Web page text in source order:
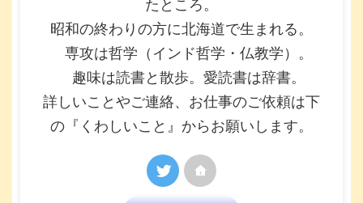
たところ。
昭和の終わりの方に北海道で生まれる。
専攻は哲学（インド哲学・仏教学）。
趣味は読書と散歩。愛読書は辞書。
詳しいことやご連絡、お仕事のご依頼は下
の『くわしいこと』からお願いします。